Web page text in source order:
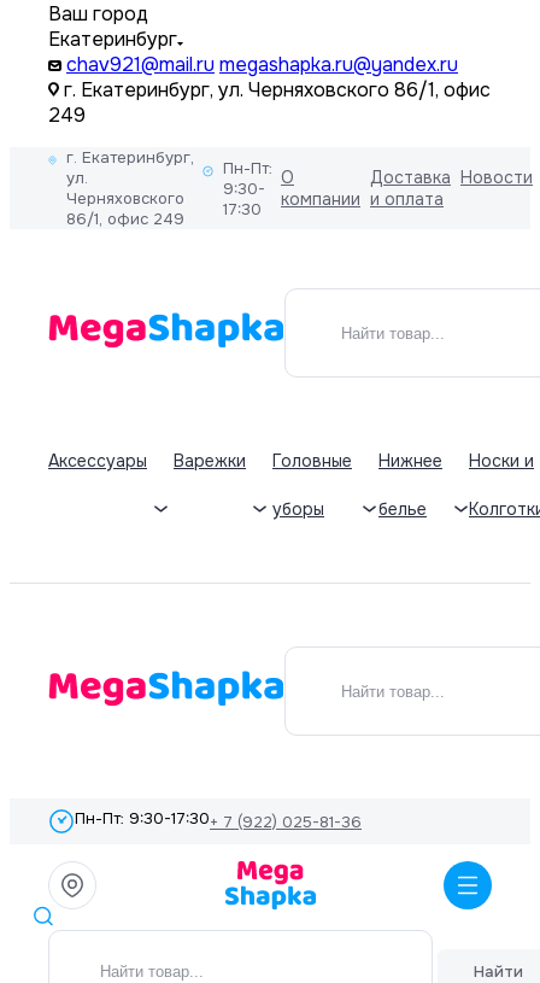
Ваш город
Екатеринбург
chav921@mail.ru megashapka.ru@yandex.ru
г. Екатеринбург, ул. Черняховского 86/1, офис
249
г. Екатеринбург,
ул.
Черняховского
86/1, офис 249
Пн-Пт:
9:30-
17:30
О
компании
Доставка
и оплата
Новости
Аксессуары Варежки Головные
уборы
Нижнее
белье
Носки и
Пн-Пт: 9:30-17:30+ 7 (922) 025-81-36
Найти